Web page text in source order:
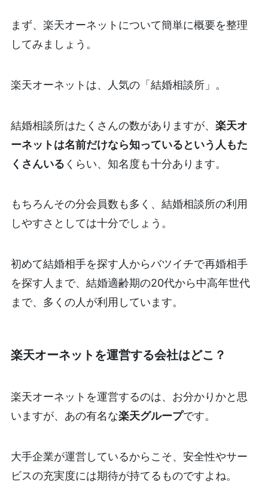
まず、楽天オーネットについて簡単に概要を整理
してみましょう。
楽天オーネットは、人気の「結婚相談所」。
結婚相談所はたくさんの数がありますが、 楽天オ
ーネットは名前だけなら知っているという人もた
くさんいる くらい、知名度も十分あります。
もちろんその分会員数も多く、結婚相談所の利用
しやすさとしては十分でしょう。
初めて結婚相手を探す人からバツイチで再婚相手
を探す人まで、結婚適齢期の20代から中高年世代
まで、多くの人が利用しています。
楽天オーネットを運営する会社はどこ？
楽天オーネットを運営するのは、お分かりかと思
いますが、あの有名な楽天グループです。
大手企業が運営しているからこそ、安全性やサー
ビスの充実度には期待が持てるものですよね。